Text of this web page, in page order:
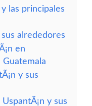
las principales
alrededores
en
y sus
y sus